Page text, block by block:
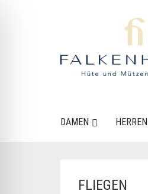
DAMEN HERREN
FLIEGEN